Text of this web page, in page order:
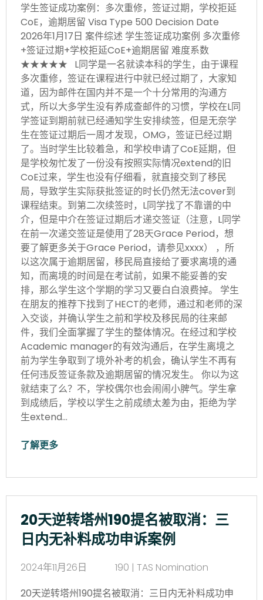
学生签证成功案例：多次重修，签证过期，学校拒延
CoE，逾期居留 Visa Type 500 Decision Date
2026年1月17日 案件综述 学生签证成功案例 多次重修
+签证过期+学校拒延CoE+逾期居留 难度系数
★★★★★ L同学是一名就读本科的学生，由于课程
多次重修，签证在课程进行中就已经过期了，大家知
道，因为邮件在国内并不是一个十分常用的沟通方
式，所以大多学生没有养成查邮件的习惯，学校在L同
学签证到期前就已经通知学生安排续签，但是无奈学
生在签证过期后一周才发现，OMG，签证已经过期
了。当时学生比较着急，和学校申请了CoE延期，但
是学校匆忙发了一份没有按照实际情况extend的旧
CoE过来，学生也没有仔细看，就直接交到了移民
局，导致学生实际获批签证的时长仍然无法cover到
课程结束。到第二次续签时，L同学找了不靠谱的中
介，但是中介在签证过期后才递交签证（注意，L同学
在前一次递交签证是使用了28天Grace Period，想
要了解更多关于Grace Period，请参见xxxx） ，所
以这次属于逾期居留，移民局直接给了要求离境的通
知，而离境的时间是在考试前，如果不能妥善的安
排，那么学生这个学期的学习又要白白浪费掉。 学生
在朋友的推荐下找到了HECT的老师，通过和老师的深
入交谈，并确认学生之前和学校及移民局的往来邮
件，我们全面掌握了学生的整体情况。在经过和学校
Academic manager的有效沟通后，在学生离境之
前为学生争取到了境外补考的机会，确认学生不再有
任何违反签证条款及逾期居留的情况发生。 你以为这
就结束了么？不，学校偶尔也会闹闹小脾气。学生拿
到成绩后，学校以学生之前成绩太差为由，拒绝为学
生extend…
了解更多
20天逆转塔州190提名被取消：三
日内无补料成功申诉案例
2024年11月26日
190 | TAS Nomination
20天逆转塔州190提名被取消：三日内无补料成功申